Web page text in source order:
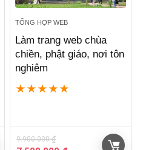
TỔNG HỢP WEB
Làm trang web chùa
chiền, phật giáo, nơi tôn
nghiêm
★ ★ ★ ★ ★
9.900.000₫